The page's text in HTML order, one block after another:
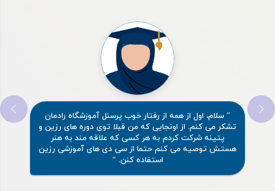
” سلام، اول از همه از رفتار خوب پرسنل آموزشگاه رادمان
تشکر می کنم. از اونجایی که من قبلا توی دوره های رزین و
پتینه شرکت کردم به هر کسی که علاقه مند به هنر
هستش توصیه می کنم حتما از سی دی های آموزشی رزین
استفاده کنن. “